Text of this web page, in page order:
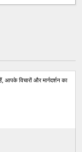
आपके विचारों और मार्गदर्शन का